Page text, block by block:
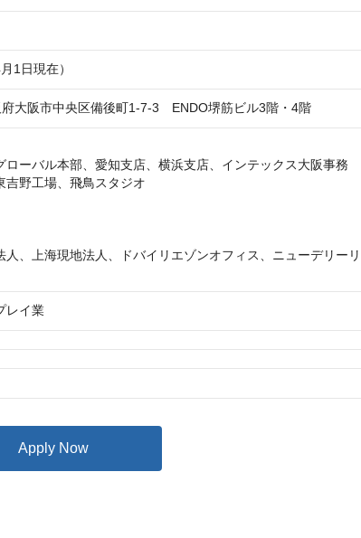
1日現在）
大阪市中央区備後町1-7-3　ENDO堺筋ビル3階・4階
ローバル本部、愛知支店、横浜支店、インテックス大阪事務
吉野工場、飛鳥スタジオ
人、上海現地法人、ドバイリエゾンオフィス、ニューデリーリ
レイ業
Apply Now